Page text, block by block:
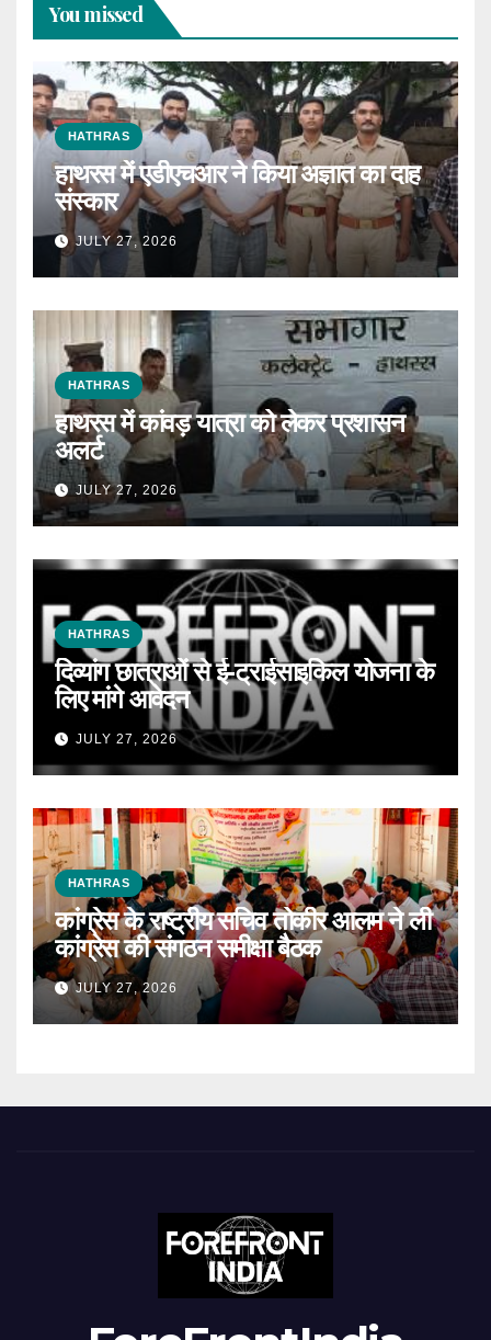
You missed
HATHRAS
हाथरस में एडीएचआर ने किया अज्ञात का दाह
संस्कार
JULY 27, 2026
HATHRAS
हाथरस में कांवड़ यात्रा को लेकर प्रशासन
अलर्ट
JULY 27, 2026
HATHRAS
दिव्यांग छात्राओं से ई-ट्राईसाइकिल योजना के
लिए मांगे आवेदन
JULY 27, 2026
HATHRAS
कांग्रेस के राष्ट्रीय सचिव तोकीर आलम ने ली
कांग्रेस की संगठन समीक्षा बैठक
JULY 27, 2026